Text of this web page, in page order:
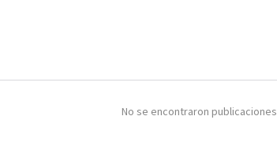
No se encontraron publicaciones